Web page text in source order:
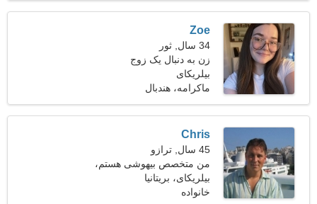
Zoe
34 سال, ثور
زن به دنبال یک زوج
بیلریکای
ماکرامه، هندبال
Chris
45 سال, ترازو
من متخصص بیهوشی هستم،
به یک خانم جذاب نیاز دارم
بیلریکای، بریتانیا
خانواده